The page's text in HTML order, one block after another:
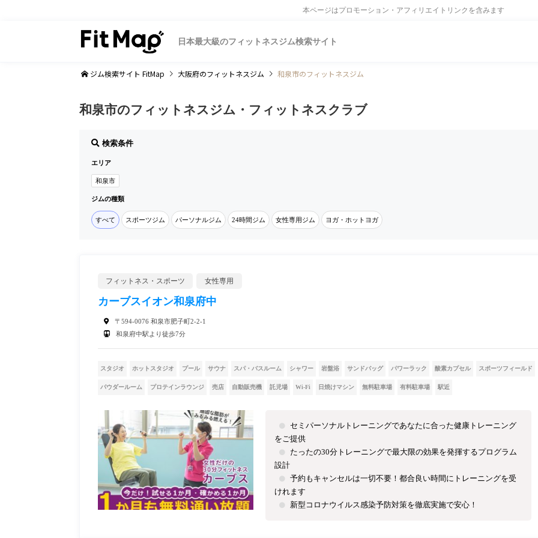
本ページはプロモーション・アフィリエイトリンクを含みます
日本最大級のフィットネスジム検索サイト
ジム検索サイト FitMap 大阪府のフィットネスジム 和泉市のフィットネスジム
和泉市のフィットネスジム・フィットネスクラブ
検索条件
エリア
和泉市
ジムの種類
すべて スポーツジム パーソナルジム 24時間ジム 女性専用ジム ヨガ・ホットヨガ
フィットネス・スポーツ 女性専用
カーブスイオン和泉府中
〒594-0076 和泉市肥子町2-2-1
和泉府中駅より徒歩7分
スタジオ ホットスタジオ プール サウナ スパ・バスルーム シャワー 岩盤浴 サンドバッグ パワーラック 酸素カプセル スポーツフィールド
パウダールーム プロテインラウンジ 売店 自動販売機 託児場 Wi-Fi 日焼けマシン 無料駐車場 有料駐車場 駅近
セミパーソナルトレーニングであなたに合った健康トレーニング
をご提供
たったの30分トレーニングで最大限の効果を発揮するプログラム
設計
予約もキャンセルは一切不要！都合良い時間にトレーニングを受
けれます
新型コロナウイルス感染予防対策を徹底実施で安心！